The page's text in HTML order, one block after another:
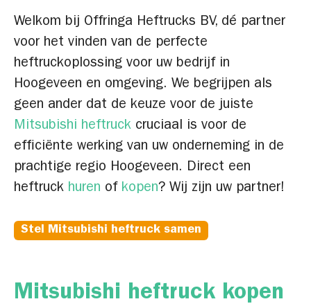
Welkom bij Offringa Heftrucks BV, dé partner
voor het vinden van de perfecte
heftruckoplossing voor uw bedrijf in
Hoogeveen en omgeving. We begrijpen als
geen ander dat de keuze voor de juiste
Mitsubishi heftruck cruciaal is voor de
efficiënte werking van uw onderneming in de
prachtige regio Hoogeveen. Direct een
heftruck huren of kopen? Wij zijn uw partner!
Stel Mitsubishi heftruck samen
Mitsubishi heftruck kopen